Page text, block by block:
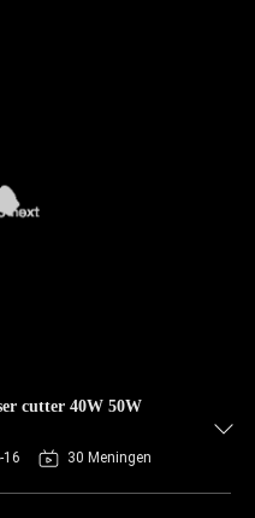
cutter 40W 50W
16 30 Meningen